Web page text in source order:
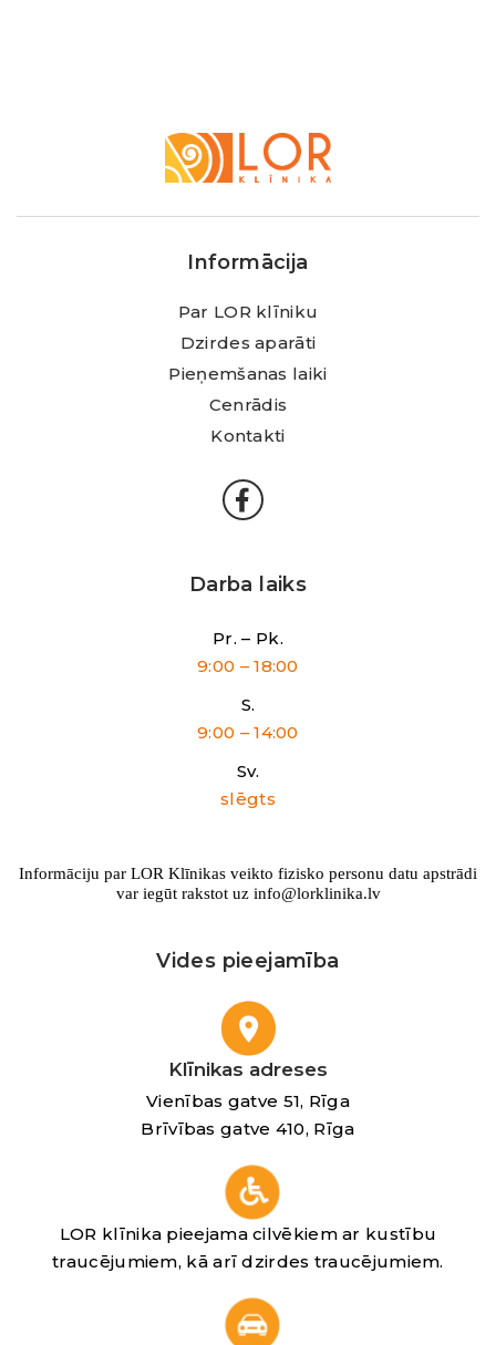
Klīnika
Informācija
Par LOR klīniku
Dzirdes aparāti
Pieņemšanas laiki
Cenrādis
Kontakti
Darba laiks
Pr. – Pk.
9:00 – 18:00
S.
9:00 – 14:00
Sv.
slēgts
Informāciju par LOR Klīnikas veikto fizisko personu datu apstrādi
var iegūt rakstot uz info@lorklinika.lv
Vides pieejamība
Klīnikas adreses
Vienības gatve 51, Rīga
Brīvības gatve 410, Rīga
LOR klīnika pieejama cilvēkiem ar kustību
traucējumiem, kā arī dzirdes traucējumiem.